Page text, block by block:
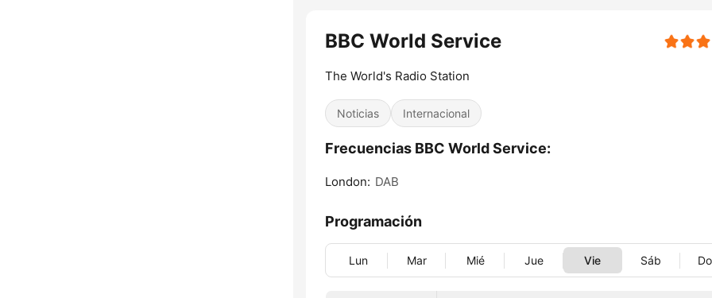
BBC World Service
The World's Radio Station
Noticias Internacional
Frecuencias BBC World Service:
London: DAB
Programación
Lun Mar Mié Jue Vie Sáb